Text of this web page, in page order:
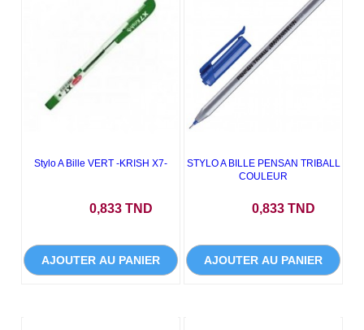
Stylo A Bille VERT -KRISH X7-
0,833 TND
AJOUTER AU PANIER
STYLO A BILLE PENSAN TRIBALL
COULEUR
0,833 TND
AJOUTER AU PANIER